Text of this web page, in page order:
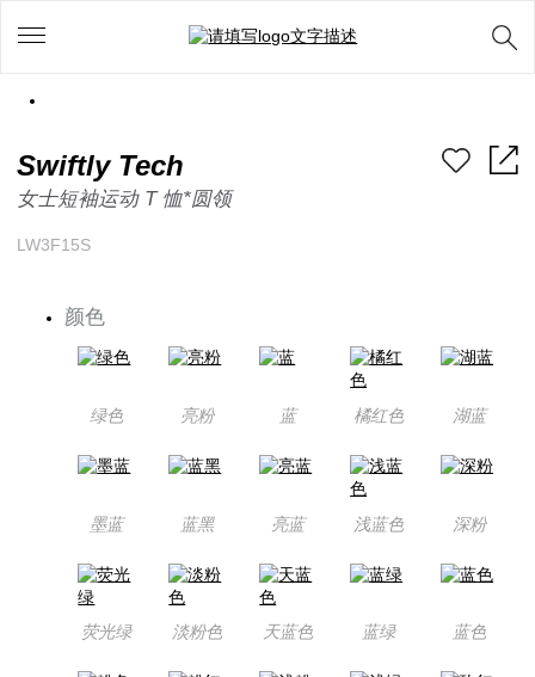
Swiftly Tech
女士短袖运动 T 恤*圆领
LW3F15S
颜色
绿色 亮粉 蓝 橘红色 湖蓝
墨蓝 蓝黑 亮蓝 浅蓝色 深粉
荧光绿 淡粉色 天蓝色 蓝绿 蓝色